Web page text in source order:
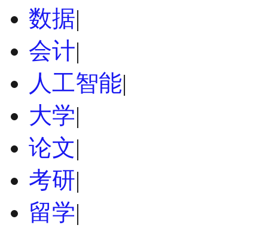
数据|
会计|
人工智能|
大学|
论文|
考研|
留学|